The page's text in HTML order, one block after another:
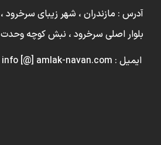
آدرس : مازندران ، شهر زیبای سرخرود ،
بلوار اصلی سرخرود ، نبش کوچه وحدت
ایمیل : info [@] amlak-navan.com